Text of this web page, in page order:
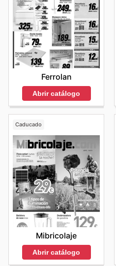
Ferrolan
Abrir catálogo
Caducado
Mibricolaje
Abrir catálogo